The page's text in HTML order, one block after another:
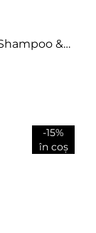
&
-15%
în coș